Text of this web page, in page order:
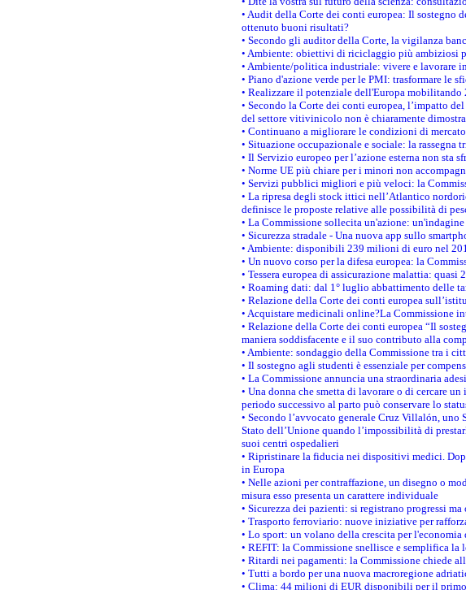
• Audit della Corte dei conti europea: Il
ottenuto buoni risultati?
• Secondo gli auditor della Corte, la vigilanza
• Ambiente: obiettivi di riciclaggio più ambiziosi
• Ambiente/politica industriale: vivere e lavorare
• Piano d'azione verde per le PMI: trasformare le
• Realizzare il potenziale dell'Europa
• Secondo la Corte dei conti europea, l’impatto
del settore vitivinicolo non è chiaramente
• Continuano a migliorare le condizioni di
• Situazione occupazionale e sociale: la
• Il Servizio europeo per l’azione esterna non sta
• Norme UE più chiare per i minori non
• Servizi pubblici migliori e più veloci: la
• La ripresa degli stock ittici nell’Atlantico
definisce le proposte relative alle possibilità di
• La Commissione sollecita un'azione:
• Sicurezza stradale - Una nuova app sullo
• Ambiente: disponibili 239 milioni di euro nel
• Un nuovo corso per la difesa europea: la
• Tessera europea di assicurazione malattia:
• Roaming dati: dal 1° luglio abbattimento delle
• Relazione della Corte dei conti europea
• Acquistare medicinali online?La Commissione
• Relazione della Corte dei conti europea “Il
maniera soddisfacente e il suo contributo alla
• Ambiente: sondaggio della Commissione tra i
• Il sostegno agli studenti è essenziale per
• La Commissione annuncia una straordinaria
• Una donna che smetta di lavorare o di cercare
periodo successivo al parto può conservare lo
• Secondo l’avvocato generale Cruz Villalón,
Stato dell’Unione quando l’impossibilità di
suoi centri ospedalieri
• Ripristinare la fiducia nei dispositivi medici.
in Europa
• Nelle azioni per contraffazione, un disegno o
misura esso presenta un carattere individuale
• Sicurezza dei pazienti: si registrano progressi
• Trasporto ferroviario: nuove iniziative per
• Lo sport: un volano della crescita per l'economia
• REFIT: la Commissione snellisce e semplifica la
• Ritardi nei pagamenti: la Commissione chiede
• Tutti a bordo per una nuova macroregione
• Clima: 44 milioni di EUR disponibili per il